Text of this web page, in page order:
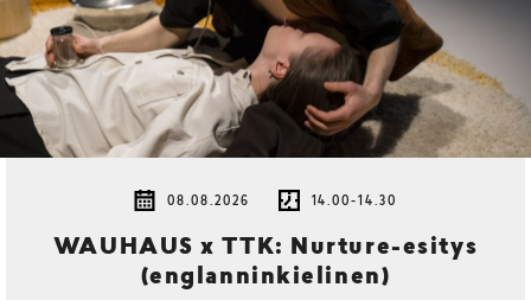
08.08.2026 14.00-14.30
WAUHAUS x TTK: Nurture-esitys
(englanninkielinen)